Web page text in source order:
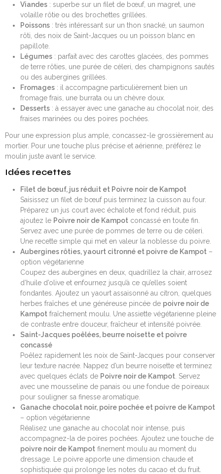
Viandes: superbe sur un filet de bœuf, un magret, une
volaille rôtie ou des brochettes grillées.
Poissons: très intéressant sur un thon snacké, un saumon
rôti, des noix de Saint-Jacques ou un poisson blanc en
papillote.
Légumes: parfait avec des carottes glacées, des pommes
de terre rôties, une purée de céleri, des champignons sautés
ou des aubergines grillées.
Fromages: il accompagne particulièrement bien un
fromage frais, une burrata ou un chèvre doux.
Desserts: à essayer avec une ganache au chocolat noir, des
fraises marinées ou des poires pochées.
Pour une expression plus ample, concassez-le grossièrement au
mortier. Pour une touche plus précise et aérienne, préférez le
moulin juste avant le service.
Idées recettes
Filet de bœuf, jus réduit et Poivre noir de Kampot
Saisissez un filet de bœuf puis terminez la cuisson au four.
Préparez un jus court avec échalote et fond réduit, puis
ajoutez le Poivre noir de Kampotconcassé en toute fin.
Servez avec une purée de pommes de terre ou de céleri.
Une recette simple qui met en valeur la noblesse du poivre.
Aubergines rôties, yaourt citronné et poivre de Kampot–
option végétarienne
Coupez des aubergines en deux, quadrillez la chair, arrosez
d’huile d’olive et enfournez jusqu’à ce qu’elles soient
fondantes. Ajoutez un yaourt assaisonné au citron, quelques
herbes fraîches et une généreuse pincée de poivre noir de
Kampotfraîchement moulu. Une assiette végétarienne pleine
de contraste entre douceur, fraîcheur et intensité poivrée.
Saint-Jacques poêlées, beurre noisette et poivre
concassé
Poêlez rapidement les noix de Saint-Jacques pour conserver
leur texture nacrée. Nappez d’un beurre noisette et terminez
avec quelques éclats de Poivre noir de Kampot. Servez
avec une mousseline de panais ou une fondue de poireaux
pour souligner sa finesse aromatique.
Ganache chocolat noir, poire pochée et poivre de Kampot
– option végétarienne
Réalisez une ganache au chocolat noir intense, puis
accompagnez-la de poires pochées. Ajoutez une touche de
poivre noir de Kampotfinement moulu au moment du
dressage. Le poivre apporte une dimension chaude et
sophistiquée qui prolonge les notes du cacao et du fruit.